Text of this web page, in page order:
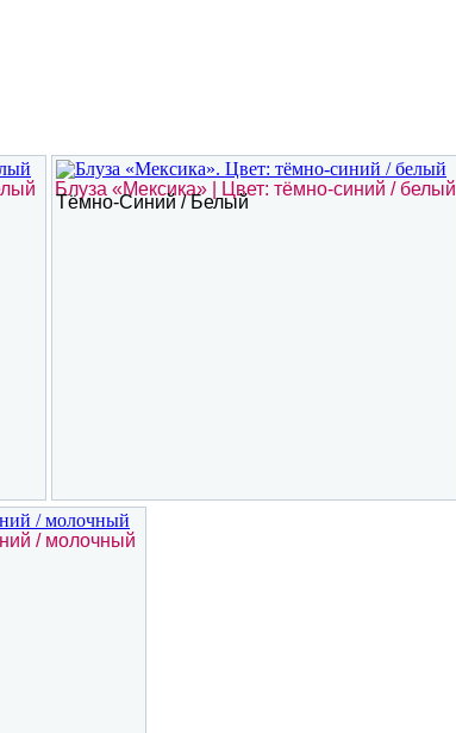
Блуза «Мексика» | Цвет: тёмно-синий / белый
Тёмно-Синий / Белый
/ молочный